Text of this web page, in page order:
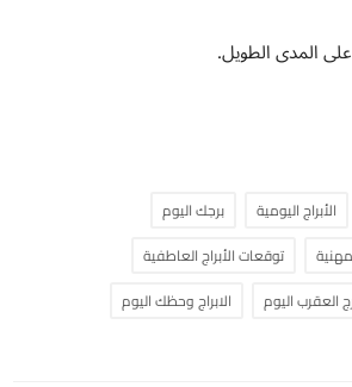
المدى الطويل.
الأبراج اليومية
برجك اليوم
توقعات الأبراج العاطفية
العقرب اليوم الابراج وحظك اليوم